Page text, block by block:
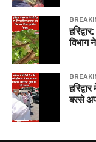
विभाग
बरसे